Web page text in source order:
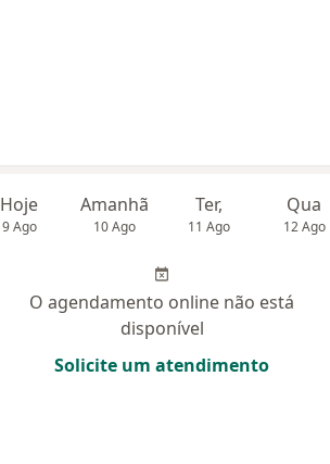
Hoje
9 Ago
Amanhã
10 Ago
Ter,
11 Ago
Qua
12 Ago
O agendamento online não está
disponível
Solicite um atendimento